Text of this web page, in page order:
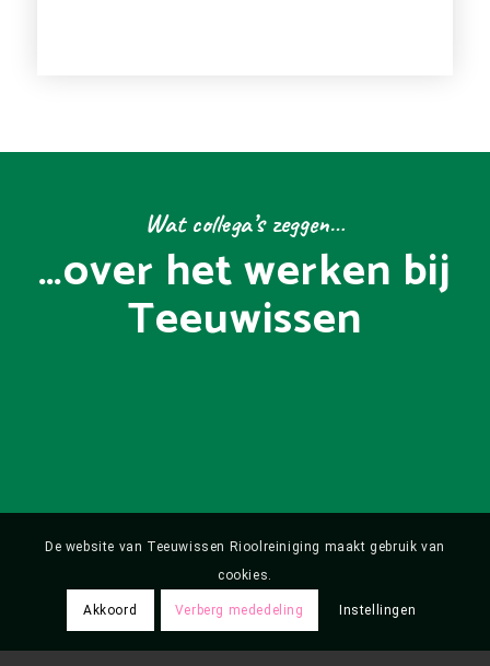
Wat collega’s zeggen…
…over het werken bij
Teeuwissen
De website van Teeuwissen Rioolreiniging maakt gebruik van
cookies.
Akkoord Verberg mededeling Instellingen